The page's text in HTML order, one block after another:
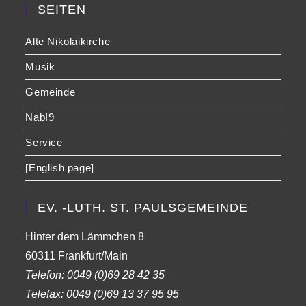
SEITEN
Alte Nikolaikirche
Musik
Gemeinde
NabI9
Service
[English page]
EV. -LUTH. ST. PAULSGEMEINDE
Hinter dem Lämmchen 8
60311 Frankfurt/Main
Telefon:0049 (0)69 28 42 35
Telefax:0049 (0)69 13 37 95 95